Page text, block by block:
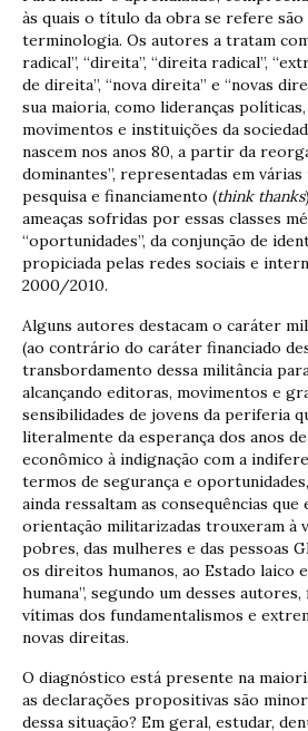
às quais o título da obra se refere são
terminologia. Os autores a tratam
radical”, “direita”, “direita radical”,
de direita”, “nova direita” e “novas
sua maioria, como lideranças
movimentos e instituições da
nascem nos anos 80, a partir da
dominantes”, representadas em
pesquisa e financiamento (think thanks
ameaças sofridas por essas classes
“oportunidades”, da conjunção de
propiciada pelas redes sociais e
2000/2010.
Alguns autores destacam o caráter
(ao contrário do caráter financiado
transbordamento dessa militância
alcançando editoras, movimentos e
sensibilidades de jovens da periferia
literalmente da esperança dos anos
econômico à indignação com a
termos de segurança e
ainda ressaltam as consequências que
orientação militarizadas trouxeram à
pobres, das mulheres e das pessoas
os direitos humanos, ao Estado laico
humana”, segundo um desses
vítimas dos fundamentalismos e
novas direitas.
O diagnóstico está presente na
as declarações propositivas são
dessa situação? Em geral, estudar,